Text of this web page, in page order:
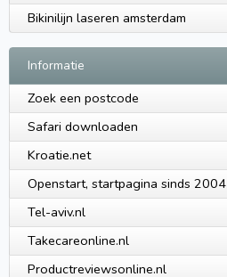
Bikinilijn laseren amsterdam
Informatie
Zoek een postcode
Safari downloaden
Kroatie.net
Openstart, startpagina sinds 2004
Tel-aviv.nl
Takecareonline.nl
Productreviewsonline.nl